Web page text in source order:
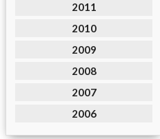
2011
2010
2009
2008
2007
2006